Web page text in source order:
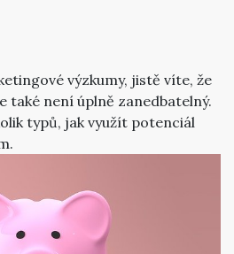
výzkumy, jistě víte, že
také není úplně zanedbatelný.
typů, jak využít potenciál